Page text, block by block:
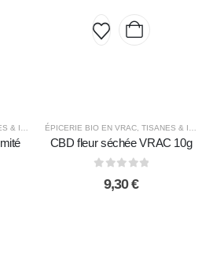
BIO ÉPICERIE BIO EN VRAC TISANES & INFUSIONS BIO
CBD fleur séchée VRAC 10g
9,30€